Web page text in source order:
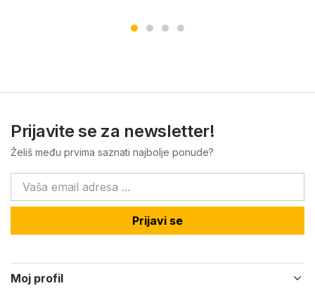
Prijavite se za newsletter!
Želiš među prvima saznati najbolje ponude?
Prijavi se
Moj profil